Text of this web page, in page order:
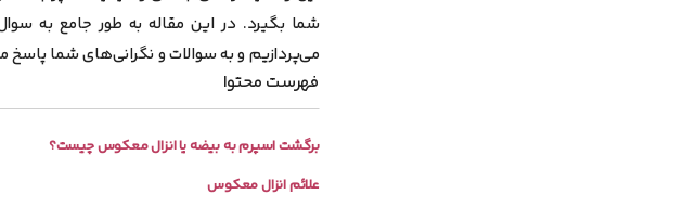
شما بگیرد. در این مقاله به طور جامع به
می‌پردازیم و به سوالات و نگرانی‌های شما
فهرست محتوا
برگشت اسپرم به بیضه یا انزال معکوس چیست؟
علائم انزال معکوس